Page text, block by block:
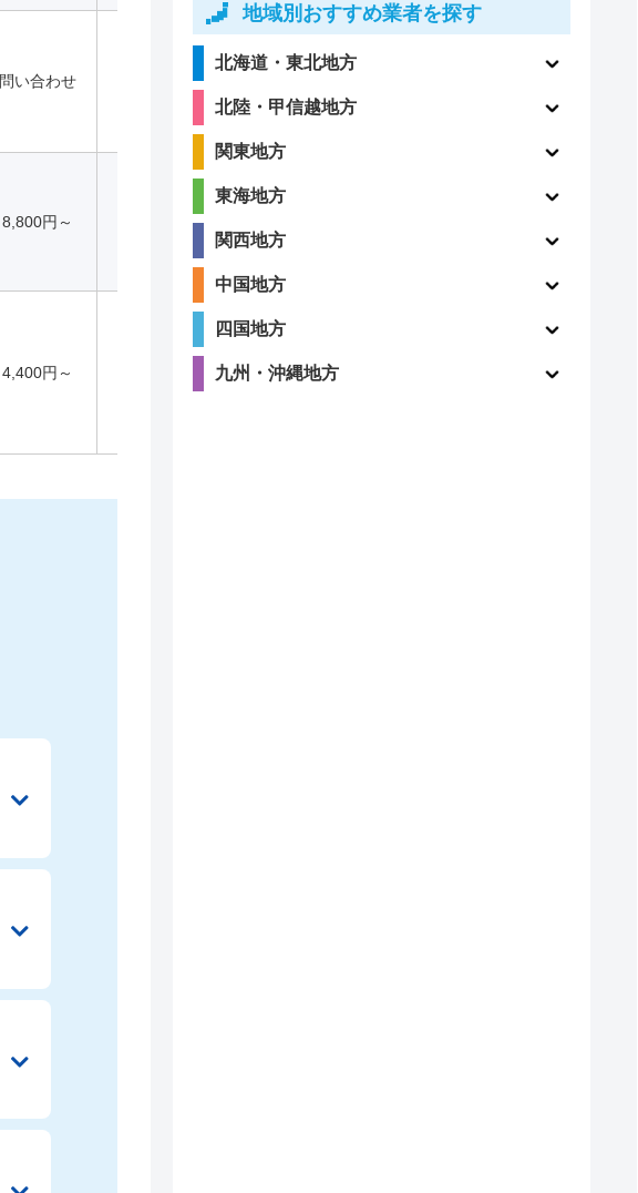
問い合わせ
2.3
（15件）
8,800円～
4,400円～ ー
地域別おすすめ業者を探す
北海道・東北地方
北陸・甲信越地方
関東地方
東海地方
関西地方
中国地方
四国地方
九州・沖縄地方